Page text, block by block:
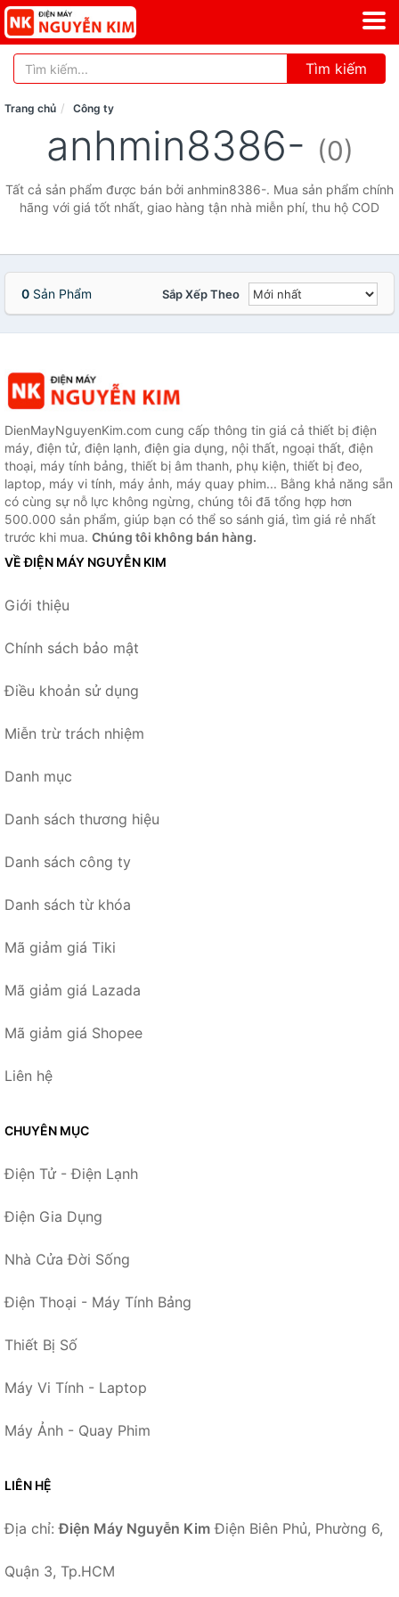
Tìm kiếm
Trang chủ Công ty
anhmin8386- (0)
Tất cả sản phẩm được bán bởi anhmin8386-. Mua sản phẩm chính
hãng với giá tốt nhất, giao hàng tận nhà miễn phí, thu hộ COD
0 Sản Phẩm Sắp Xếp Theo
DienMayNguyenKim.com cung cấp thông tin giá cả thiết bị điện
máy, điện tử, điện lạnh, điện gia dụng, nội thất, ngoại thất, điện
thoại, máy tính bảng, thiết bị âm thanh, phụ kiện, thiết bị đeo,
laptop, máy vi tính, máy ảnh, máy quay phim... Bằng khả năng sẵn
có cùng sự nỗ lực không ngừng, chúng tôi đã tổng hợp hơn
500.000 sản phẩm, giúp bạn có thể so sánh giá, tìm giá rẻ nhất
trước khi mua. Chúng tôi không bán hàng.
VỀ ĐIỆN MÁY NGUYỄN KIM
Giới thiệu
Chính sách bảo mật
Điều khoản sử dụng
Miễn trừ trách nhiệm
Danh mục
Danh sách thương hiệu
Danh sách công ty
Danh sách từ khóa
Mã giảm giá Tiki
Mã giảm giá Lazada
Mã giảm giá Shopee
Liên hệ
CHUYÊN MỤC
Điện Tử - Điện Lạnh
Điện Gia Dụng
Nhà Cửa Đời Sống
Điện Thoại - Máy Tính Bảng
Thiết Bị Số
Máy Vi Tính - Laptop
Máy Ảnh - Quay Phim
LIÊN HỆ
Địa chỉ:Điện Máy Nguyễn Kim Điện Biên Phủ, Phường 6,
Quận 3, Tp.HCM